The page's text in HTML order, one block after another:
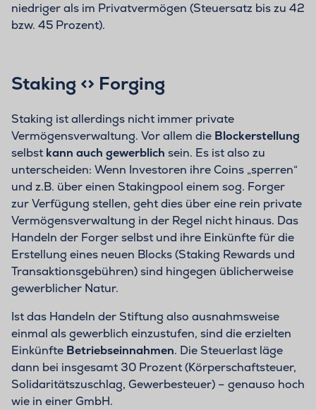
niedriger als im Privatvermögen (Steuersatz bis zu 42
bzw. 45 Prozent).
Staking <> Forging
Staking ist allerdings nicht immer private
Vermögensverwaltung. Vor allem die Blockerstellung
selbst kann auch gewerblich sein. Es ist also zu
unterscheiden: Wenn Investoren ihre Coins „sperren“
und z.B. über einen Stakingpool einem sog. Forger
zur Verfügung stellen, geht dies über eine rein private
Vermögensverwaltung in der Regel nicht hinaus. Das
Handeln der Forger selbst und ihre Einkünfte für die
Erstellung eines neuen Blocks (Staking Rewards und
Transaktionsgebühren) sind hingegen üblicherweise
gewerblicher Natur.
Ist das Handeln der Stiftung also ausnahmsweise
einmal als gewerblich einzustufen, sind die erzielten
Einkünfte Betriebseinnahmen. Die Steuerlast läge
dann bei insgesamt 30 Prozent (Körperschaftsteuer,
Solidaritätszuschlag, Gewerbesteuer) – genauso hoch
wie in einer GmbH.